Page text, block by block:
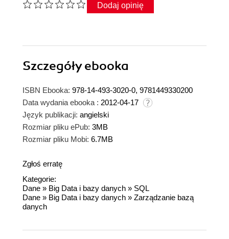
Dodaj opinię
Szczegółyebooka
ISBN Ebooka: 978-14-493-3020-0, 9781449330200
Data wydania ebooka : 2012-04-17
Język publikacji: angielski
Rozmiar pliku ePub: 3MB
Rozmiar pliku Mobi: 6.7MB
Zgłoś erratę
Kategorie:
Dane » Big Data i bazy danych » SQL
Dane » Big Data i bazy danych » Zarządzanie bazą
danych